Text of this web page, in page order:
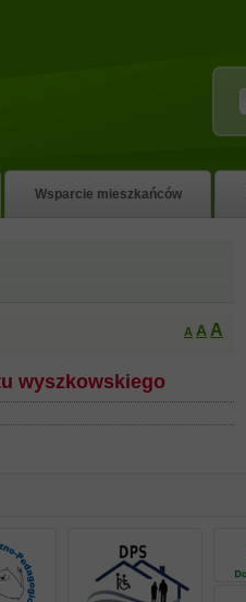
Wsparcie mieszkańców
A A A
wyszkowskiego